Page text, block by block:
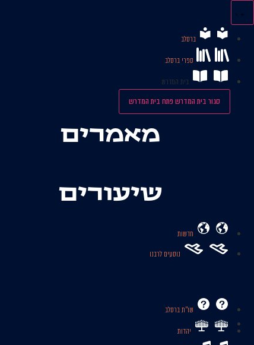
לתוכן
ברסלב
ספרי ברסלב
בית המדרש
סגור בית המדרשפתח בית המדרש
מאמרים
שיעורים
חדשות
נוסעים לרבנו
שו’’ת ברסלב
יהדות